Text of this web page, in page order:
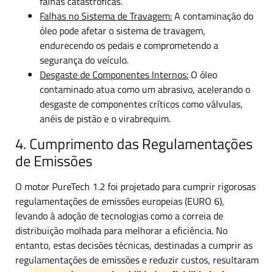
Falhas no Sistema de Travagem:A contaminação do
óleo pode afetar o sistema de travagem,
endurecendo os pedais e comprometendo a
segurança do veículo.
Desgaste de Componentes Internos: O óleo
contaminado atua como um abrasivo, acelerando o
desgaste de componentes críticos como válvulas,
anéis de pistão e o virabrequim.
4. Cumprimento das Regulamentações
de Emissões
O motor PureTech 1.2 foi projetado para cumprir rigorosas
regulamentações de emissões europeias (EURO 6),
levando à adoção de tecnologias como a correia de
distribuição molhada para melhorar a eficiência. No
entanto, estas decisões técnicas, destinadas a cumprir as
regulamentações de emissões e reduzir custos, resultaram